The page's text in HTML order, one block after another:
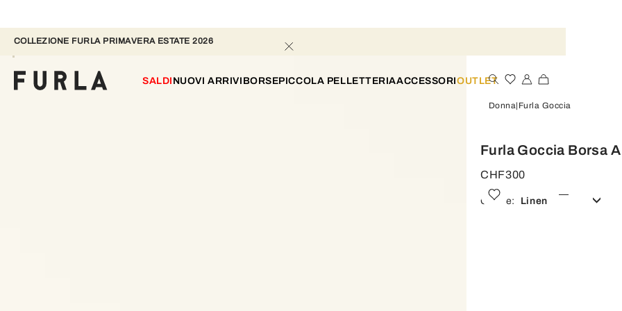
COLLEZIONE FURLA PRIMAVERA ESTATE 2026
SALDI NUOVI ARRIVI BORSEPICCOLA PELLETTERIAACCESSORIOUTLET
Donna Furla Goccia
Furla Goccia Borsa
CHF300
Colore: Linen